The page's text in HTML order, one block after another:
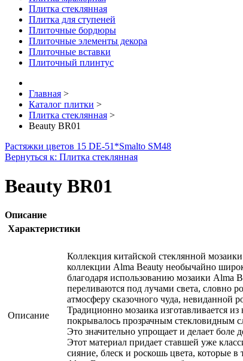
Плитка стеклянная
Плитка для ступеней
Плиточные бордюры
Плиточные элементы декора
Плиточные вставки
Плиточный плинтус
Главная >
Каталог плитки >
Плитка стеклянная >
Beauty BR01
Растяжки цветов 15 DE-51*Smalto SM48
Вернуться к: Плитка стеклянная
Beauty BR01
Описание
Характеристики
Описание
Коллекция китайской стеклянной
коллекции Alma Beauty необычайно
благодаря использованию мозаики Alma
переливаются под лучами света, словно
атмосферу сказочного чуда, невиданной
Традиционно мозаика изготавливается
покрывалось прозрачным стекловидным
Это значительно упрощает и делает боле
Этот материал придает ставшей уже
сияние, блеск и роскошь цвета, которые